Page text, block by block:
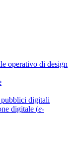
operativo di design
pubblici digitali
digitale (e-